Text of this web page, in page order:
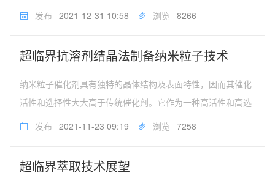
数是传质速率高低的主要参数，因此超临界二氧化碳的特殊性
临界二氧化碳的粘度是液体...
发布 2021-12-31 10:58 浏览 8266
超临界抗溶剂结晶法制备纳米粒子技术
纳米粒子催化剂具有独特的晶体结构及表面特性，因而其催化
活性和选择性大大高于传统催化剂。它作为一种高活性和高选
择性的新型催化剂材料引起了催化工作者的关注。超临界流体
剂的制备。通过降压即能实...
发布 2021-11-23 09:19 浏览 7258
超临界萃取技术展望